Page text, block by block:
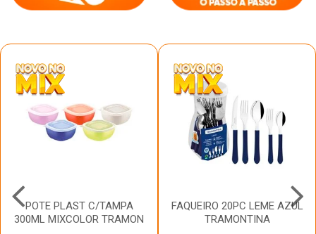
POTE PLAST C/TAMPA
300ML MIXCOLOR TRAMON
FAQUEIRO 20PC LEME AZUL
TRAMONTINA